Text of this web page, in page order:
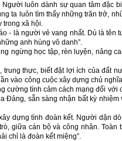
luôn dành sự quan tâm đặc
ta luôn tìm thấy những trăn trở,
trong xã hội.
- là người vẻ vang nhất. Dù là tên
anh hùng vô danh”.
ngừng học tập, rèn luyện, nâng
thực, biết đặt lợi ích của đất
vào công cuộc xây dựng chủ nghĩa
cường tình cảm cách mạng đối với
Đảng, sẵn sàng nhận bất kỳ
dựng tình đoàn kết. Người dặn dò:
giữa cán bộ và công nhân. Toàn
chỉ là đoàn kết miệng”.